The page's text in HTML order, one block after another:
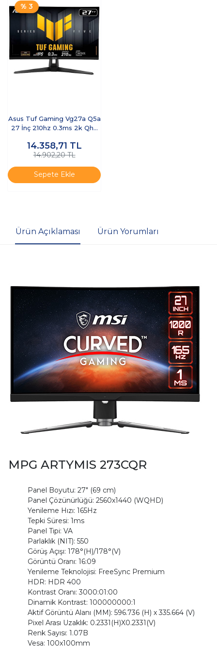
% 3
Asus Tuf Gaming Vg27a Q5a
27 İnç 210hz 0.3ms 2k Qhd
14.358,71 TL
14.902,20 TL
Sepete Ekle
Ürün Açıklaması Ürün Yorumları
MPG ARTYMIS 273CQR
Panel Boyutu: 27" (69 cm)
Panel Çözünürlüğü: 2560x1440 (WQHD)
Yenileme Hızı: 165Hz
Tepki Süresi: 1ms
Panel Tipi: VA
Parlaklık (NIT): 550
Görüş Açışı: 178°(H)/178°(V)
Görüntü Oranı: 16:09
Yenileme Teknolojisi: FreeSync Premium
HDR: HDR 400
Kontrast Oranı: 3000:01:00
Dinamik Kontrast: 100000000:1
Aktif Görüntü Alanı (MM): 596.736 (H) x 335.664 (V)
Pixel Arası Uzaklık: 0.2331(H)X0.2331(V)
Renk Sayısı: 1.07B
Vesa: 100x100mm